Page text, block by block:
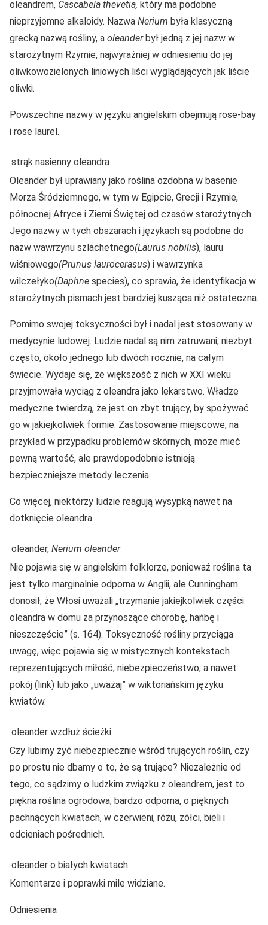
oleandrem, Cascabela thevetia, który ma podobne
nieprzyjemne alkaloidy. Nazwa Nerium była klasyczną
grecką nazwą rośliny, a oleanderbył jedną z jej nazw w
starożytnym Rzymie, najwyraźniej w odniesieniu do jej
oliwkowozielonych liniowych liści wyglądających jak liście
oliwki.
Powszechne nazwy w języku angielskim obejmują rose-bay
i rose laurel.
strąk nasienny oleandra
Oleander był uprawiany jako roślina ozdobna w basenie
Morza Śródziemnego, w tym w Egipcie, Grecji i Rzymie,
północnej Afryce i Ziemi Świętej od czasów starożytnych.
Jego nazwy w tych obszarach i językach są podobne do
nazw wawrzynu szlachetnego(Laurus nobilis), lauru
wiśniowego(Prunus laurocerasus) i wawrzynka
wilczełyko(Daphne species), co sprawia, że identyfikacja w
starożytnych pismach jest bardziej kusząca niż ostateczna.
Pomimo swojej toksyczności był i nadal jest stosowany w
medycynie ludowej. Ludzie nadal są nim zatruwani, niezbyt
często, około jednego lub dwóch rocznie, na całym
świecie. Wydaje się, że większość z nich w XXI wieku
przyjmowała wyciąg z oleandra jako lekarstwo. Władze
medyczne twierdzą, że jest on zbyt trujący, by spożywać
go w jakiejkolwiek formie. Zastosowanie miejscowe, na
przykład w przypadku problemów skórnych, może mieć
pewną wartość, ale prawdopodobnie istnieją
bezpieczniejsze metody leczenia.
Co więcej, niektórzy ludzie reagują wysypką nawet na
dotknięcie oleandra.
oleander, Nerium oleander
Nie pojawia się w angielskim folklorze, ponieważ roślina ta
jest tylko marginalnie odporna w Anglii, ale Cunningham
donosił, że Włosi uważali „trzymanie jakiejkolwiek części
oleandra w domu za przynoszące chorobę, hańbę i
nieszczęście” (s. 164). Toksyczność rośliny przyciąga
uwagę, więc pojawia się w mistycznych kontekstach
reprezentujących miłość, niebezpieczeństwo, a nawet
pokój (link) lub jako „uważaj” w wiktoriańskim języku
kwiatów.
oleander wzdłuż ścieżki
Czy lubimy żyć niebezpiecznie wśród trujących roślin, czy
po prostu nie dbamy o to, że są trujące? Niezależnie od
tego, co sądzimy o ludzkim związku z oleandrem, jest to
piękna roślina ogrodowa; bardzo odporna, o pięknych
pachnących kwiatach, w czerwieni, różu, żółci, bieli i
odcieniach pośrednich.
oleander o białych kwiatach
Komentarze i poprawki mile widziane.
Odniesienia